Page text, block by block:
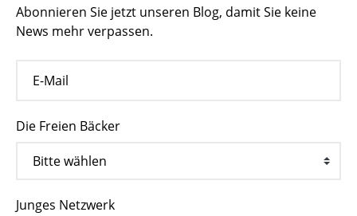
Abonnieren Sie jetzt unseren Blog, damit Sie keine
News mehr verpassen.
Die Freien Bäcker
Junges Netzwerk